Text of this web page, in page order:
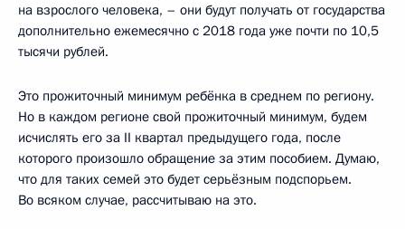
на взрослого человека, – они будут получать от государства
дополнительно ежемесячно с 2018 года уже почти по 10,5
тысячи рублей.
Это прожиточный минимум ребёнка в среднем по региону.
Но в каждом регионе свой прожиточный минимум, будем
исчислять его за II квартал предыдущего года, после
которого произошло обращение за этим пособием. Думаю,
что для таких семей это будет серьёзным подспорьем.
Во всяком случае, рассчитываю на это.